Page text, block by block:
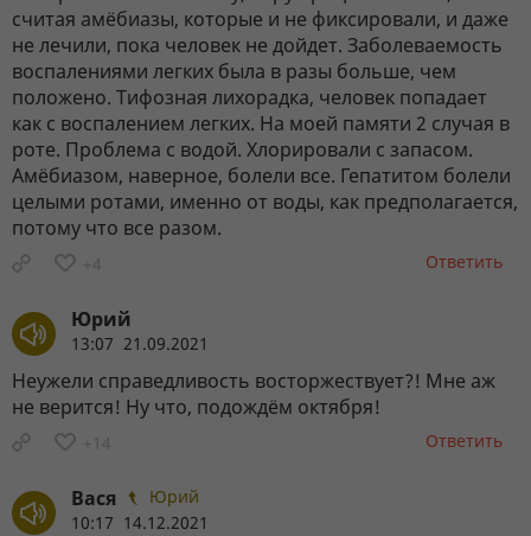
считая амёбиазы, которые и не фиксировали, и даже
не лечили, пока человек не дойдет. Заболеваемость
воспалениями легких была в разы больше, чем
положено. Тифозная лихорадка, человек попадает
как с воспалением легких. На моей памяти 2 случая в
роте. Проблема с водой. Хлорировали с запасом.
Амёбиазом, наверное, болели все. Гепатитом болели
целыми ротами, именно от воды, как предполагается,
потому что все разом.
+4 Ответить
Юрий
13:07 21.09.2021
Неужели справедливость восторжествует?! Мне аж
не верится! Ну что, подождём октября!
+14 Ответить
Вася
Юрий
10:17 14.12.2021